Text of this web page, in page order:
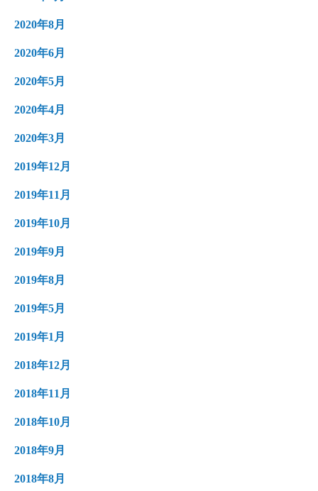
2020年9月
2020年8月
2020年6月
2020年5月
2020年4月
2020年3月
2019年12月
2019年11月
2019年10月
2019年9月
2019年8月
2019年5月
2019年1月
2018年12月
2018年11月
2018年10月
2018年9月
2018年8月